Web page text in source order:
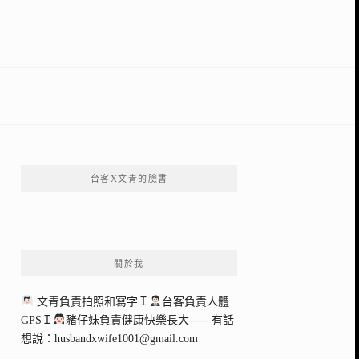
台客X文青的臉書
關於我
文青負責拍照和寫字Ｉ
台客負責人體
GPSＩ
豬仔妹負責健康快樂長大 ---- 有話
想說： husbandxwife1001@gmail.com